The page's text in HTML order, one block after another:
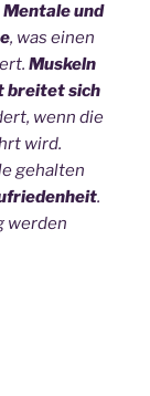
Mentale und
, was einen
Muskeln
breitet sich
wenn die
wird.
gehalten
.
werden